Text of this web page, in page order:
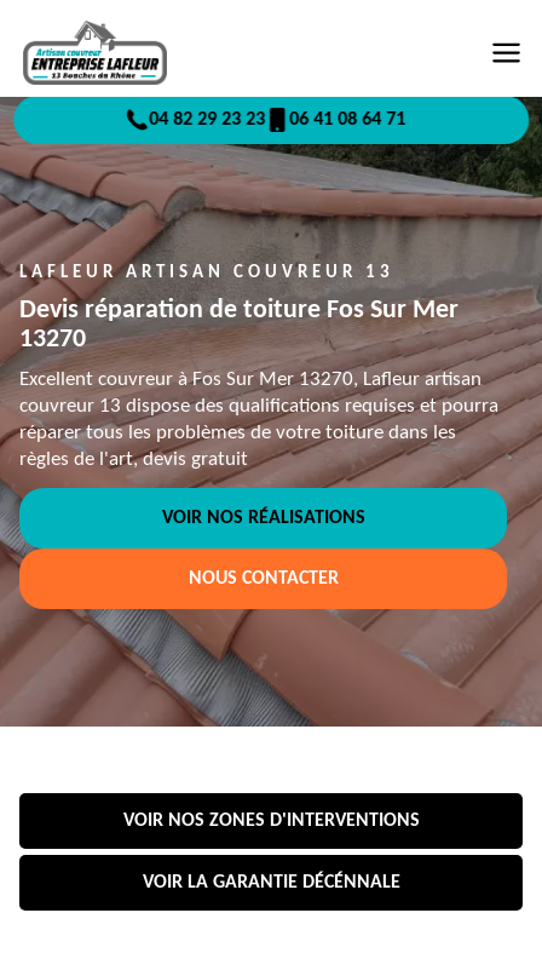
04 82 29 23 23 06 41 08 64 71
LAFLEUR ARTISAN COUVREUR 13
Devis réparation de toiture Fos Sur Mer
13270
Excellent couvreur à Fos Sur Mer 13270, Lafleur artisan
couvreur 13 dispose des qualifications requises et pourra
réparer tous les problèmes de votre toiture dans les
règles de l'art, devis gratuit
VOIR NOS RÉALISATIONS
NOUS CONTACTER
VOIR NOS ZONES D'INTERVENTIONS
VOIR LA GARANTIE DÉCÉNNALE